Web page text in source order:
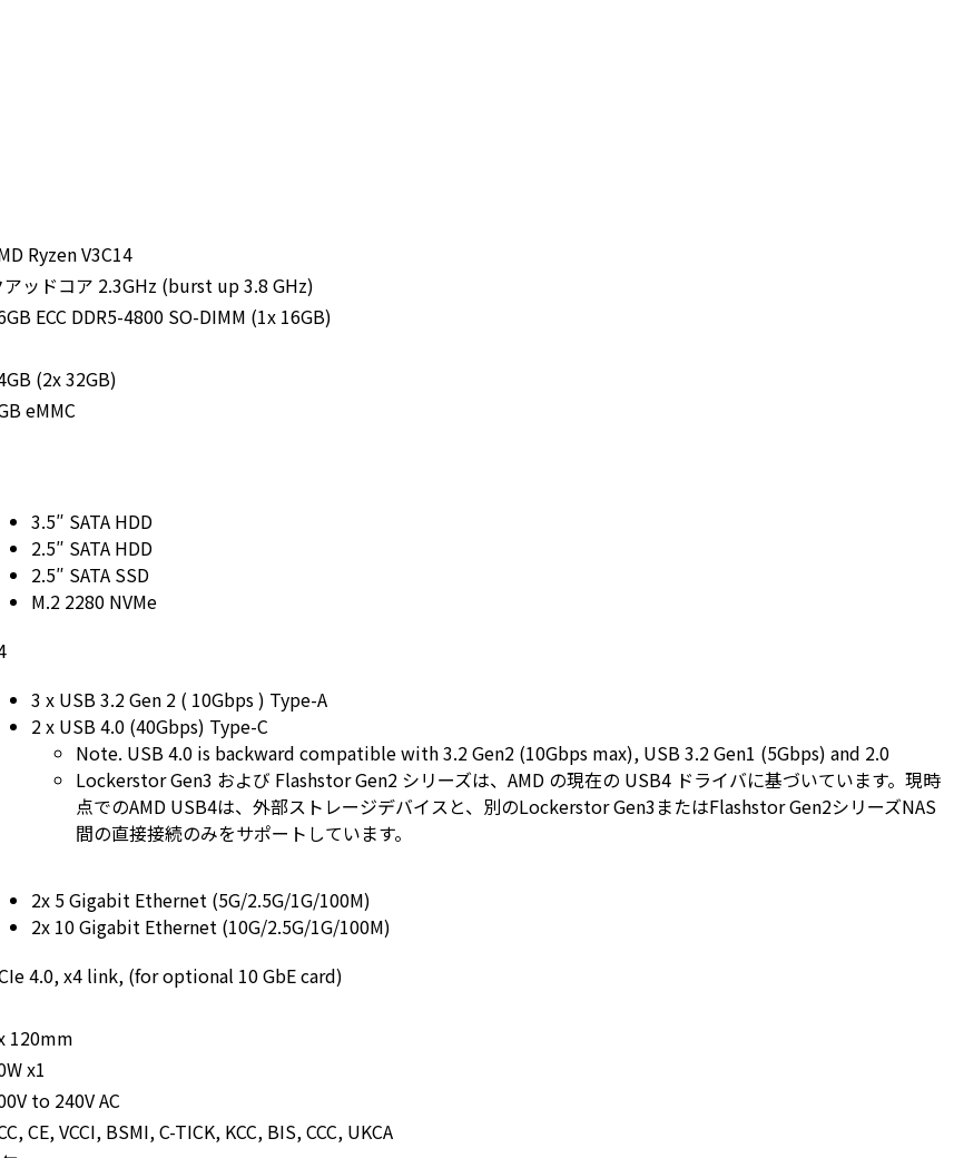
Ryzen V3C14
アッドコア 2.3GHz (burst up 3.8 GHz)
ECC DDR5-4800 SO-DIMM (1x 16GB)
(2x 32GB)
eMMC
3.5″ SATA HDD
2.5″ SATA HDD
2.5″ SATA SSD
M.2 2280 NVMe
3 x USB 3.2 Gen 2 ( 10Gbps ) Type-A
2 x USB 4.0 (40Gbps) Type-C
Note. USB 4.0 is backward compatible with 3.2 Gen2 (10Gbps max), USB 3.2 Gen1 (5Gbps) and 2.0
Lockerstor Gen3 および Flashstor Gen2 シリーズは、AMD の現在の USB4 ドライバに基づいています。現時
点でのAMD USB4は、外部ストレージデバイスと、別のLockerstor Gen3またはFlashstor Gen2シリーズNAS
間の直接接続のみをサポートしています。
2x 5 Gigabit Ethernet (5G/2.5G/1G/100M)
2x 10 Gigabit Ethernet (10G/2.5G/1G/100M)
4.0, x4 link, (for optional 10 GbE card)
120mm
x1
to 240V AC
CE, VCCI, BSMI, C-TICK, KCC, BIS, CCC, UKCA